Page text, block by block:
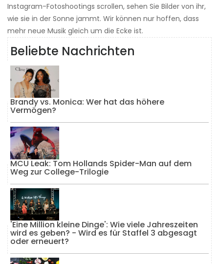
Instagram-Fotoshootings scrollen, sehen Sie Bilder von ihr,
wie sie in der Sonne jammt. Wir können nur hoffen, dass
mehr neue Musik gleich um die Ecke ist.
Beliebte Nachrichten
Brandy vs. Monica: Wer hat das höhere
Vermögen?
MCU Leak: Tom Hollands Spider-Man auf dem
Weg zur College-Trilogie
'Eine Million kleine Dinge': Wie viele Jahreszeiten
wird es geben? - Wird es für Staffel 3 abgesagt
oder erneuert?